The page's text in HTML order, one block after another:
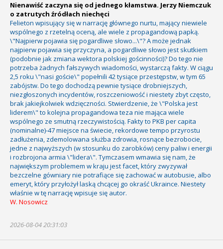
Nienawiść zaczyna się od jednego kłamstwa. Jerzy Niemczuk
o zatrutych źródłach niechęci
Felieton wpisujący się w narrację głównego nurtu, mający niewiele
wspólnego z rzetelną oceną, ale wiele z propagandową papką.
\"Najpierw pojawia się pogardliwe słowo...\"? A może jednak
najpierw pojawia się przyczyna, a pogardliwe słowo jest skutkiem
(podobnie jak zmiana wektora polskiej gościnności)? Do tego nie
potrzeba żadnych fałszywych wiadomości, wystarczą fakty. W ciągu
2,5 roku \"nasi goście\" popełnili 42 tysiące przestępstw, w tym 65
zabójstw. Do tego dochodzą pewnie tysiące drobniejszych,
niezgłoszonych incydentów, roszczeniowość i niestety zbyt często,
brak jakiejkolwiek wdzięczności. Stwierdzenie, że \"Polska jest
liderem\" to kolejna propagandowa teza nie mająca wiele
wspólnego ze smutną rzeczywistością. Fakty to PKB per capita
(nominalne)-47 miejsce na świecie, rekordowe tempo przyrostu
zadłużenia, zdemolowana służba zdrowia, rosnące bezrobocie,
jedne z najwyższych (w stosunku do zarobków) ceny paliw i energii
i rozbrojona armia \"lidera\". Tymczasem wmawia się nam, że
największym problemem w kraju jest facet, który zwyzywał
bezczelne gówniary nie potrafiące się zachować w autobusie, albo
emeryt, który przyłożył laską chcącej go okraść Ukraince. Niestety
właśnie w tę narrację wpisuje się autor.
W. Nosowicz
2026-08-04 20:31:03